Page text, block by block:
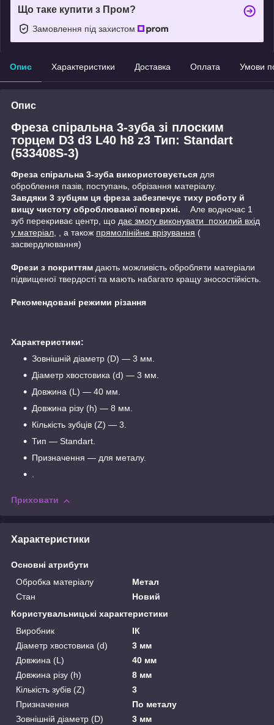
Що таке купити з Пром?
Замовлення під захистом
Опис Характеристики Доставка Оплата Умови
Опис
Фреза спіральна 3-зуба зі плоским
торцем D3 d3 L40 h8 z3 Тип: Standart
(533408S-3)
Фреза спіральна 3-зуба використовується для
оброблення пазів, поступань, обрізання матеріалу.
Завдяки 3 зубцям ця фреза забезпечує тиху роботу й
вищу чистоту оброблюваної поверхні. Але водночас 1
зуб перекриває центр, що дає змогу виконувати похилий вхід
у матеріал, , а також прямолінійне врізування (
засвердлювання)
Фрези з покриттям дають можливість обробляти матеріали
підвищеної твердості та мають набагато кращу зносостійкість.
Рекомендовані режими різання
Характеристики:
Зовнішній діаметр (D) — 3 мм.
Діаметр хвостовика (d) — 3 мм.
Довжина (L) — 40 мм.
Довжина різу (h) — 8 мм.
Кількість зубців (Z) — 3.
Тип — Standart.
Призначення — для металу.
.
Приховати
Характеристики
Основні атрибути
Обробка матеріалу
Метал
Стан
Новий
Користувальницькі характеристики
Виробник
ІК
Діаметр хвостовика (d)
3 мм
Довжина (L)
40 мм
Довжина різу (h)
8 мм
Кількість зубів (Z)
3
Призначення
По металу
Зовнішній діаметр (D)
3 мм